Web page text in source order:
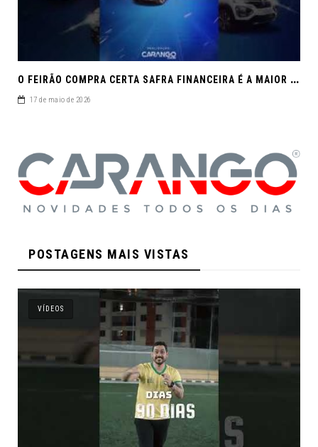
O
FEIRÃO COMPRA CERTA SAFRA FINANCEIRA É A MAIOR REUNIÃO DE SEMINOVOS DE MACEIÓ EM 2026.
17 de maio de 2026
POSTAGENS MAIS VISTAS
VÍDEOS